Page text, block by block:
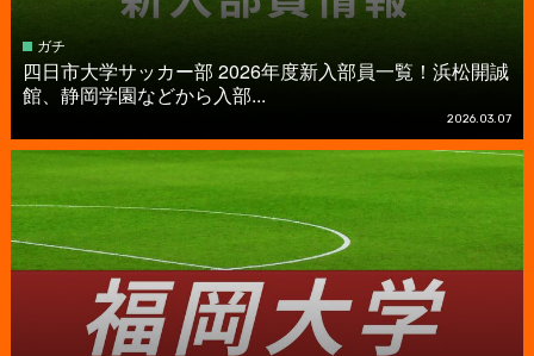
ガチ
四日市大学サッカー部 2026年度新入部員一覧！浜松開誠
館、静岡学園などから入部...
2026.03.07